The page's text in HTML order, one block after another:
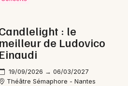
m'abonne
: le
meilleur de Ludovico
Einaudi
19/09/2026 → 06/03/2027
Théâtre Sémaphore - Nantes